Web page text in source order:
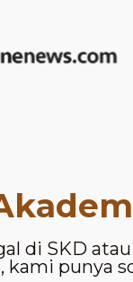
di SKD
kami punya